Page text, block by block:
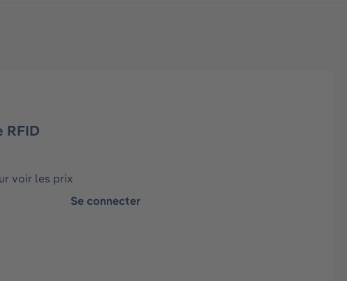
RFID
voir les prix
Se connecter